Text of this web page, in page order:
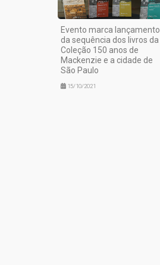
Evento marca lançamento
da sequência dos livros da
Coleção 150 anos de
Mackenzie e a cidade de
São Paulo
15/10/2021